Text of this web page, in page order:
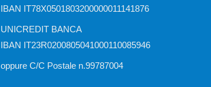
IBAN IT78X0501803200000011141876
UNICREDIT BANCA
IBAN IT23R0200805041000110085946
oppure C/C Postale n.99787004